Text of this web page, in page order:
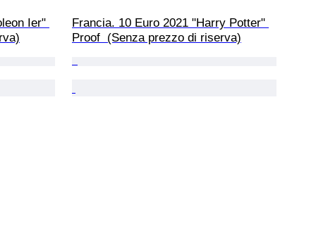
Ier"
Francia. 10 Euro 2021 "Harry Potter"
Proof  (Senza prezzo di riserva)